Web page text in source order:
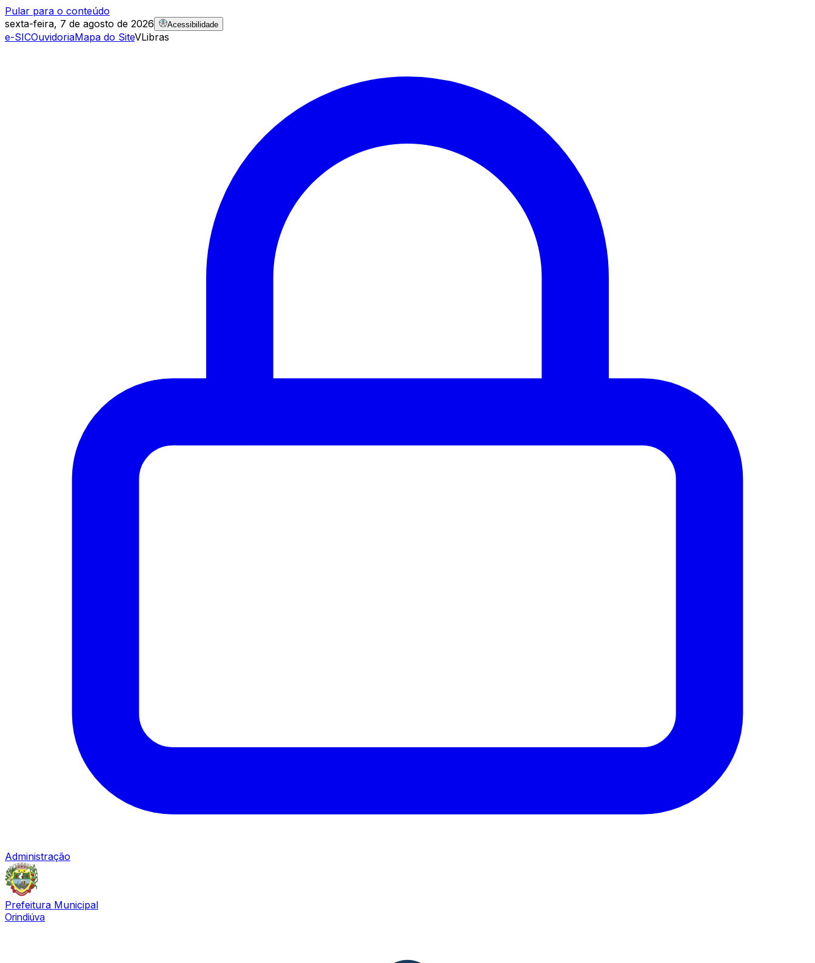
Pular para o conteúdo
sexta-feira, 7 de agosto de 2026
Acessibilidade
e-SICOuvidoriaMapa do SiteVLibras
Administração
Prefeitura Municipal
Orindiúva